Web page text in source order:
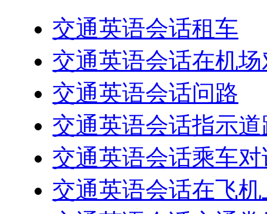
交通英语会话租车
交通英语会话在机
交通英语会话问路
交通英语会话指示
交通英语会话乘车
交通英语会话在飞